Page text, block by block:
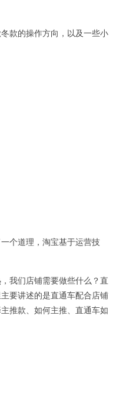
款的操作方向，以及一些小
个道理，淘宝基于运营技
我们店铺需要做些什么？直
要讲述的是直通车配合店铺
推款、如何主推、直通车如